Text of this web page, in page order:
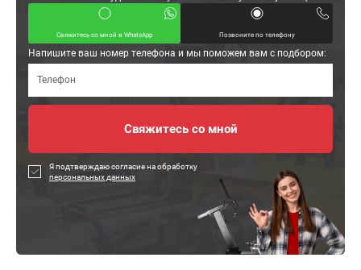
Свяжитесь со мной в WhatsApp Позвоните по телефону
Напишите ваш номер телефона и мы поможем вам с подбором:
Я подтверждаю согласие на обработку
персональных данных